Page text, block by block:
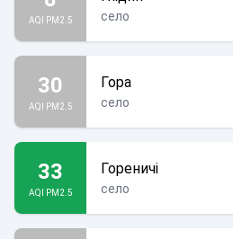
AQI PM2.5 село
30
AQI PM2.5
Гора
село
33
AQI PM2.5
Гореничі
село